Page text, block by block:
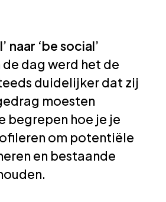
naar ‘be social’
de dag werd het de
duidelijker dat zij
moesten
begrepen hoe je je
om potentiële
en bestaande